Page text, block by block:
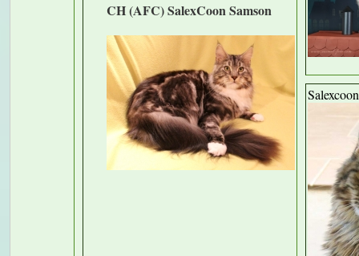
CH (AFC) SalexCoon Samson